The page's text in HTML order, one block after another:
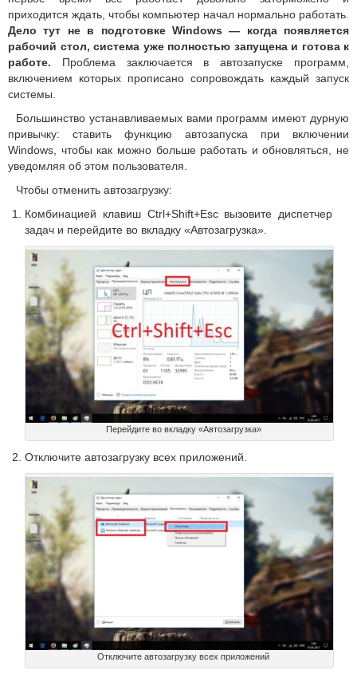
приходится ждать, чтобы компьютер начал нормально работать.
Дело тут не в подготовке Windows — когда появляется
рабочий стол, система уже полностью запущена и готова к
работе. Проблема заключается в автозапуске программ,
включением которых прописано сопровождать каждый запуск
системы.
Большинство устанавливаемых вами программ имеют дурную
привычку: ставить функцию автозапуска при включении
Windows, чтобы как можно больше работать и обновляться, не
уведомляя об этом пользователя.
Чтобы отменить автозагрузку:
Комбинацией клавиш Ctrl+Shift+Esc вызовите диспетчер
задач и перейдите во вкладку «Автозагрузка».
Перейдите во вкладку «Автозагрузка»
Отключите автозагрузку всех приложений.
Отключите автозагрузку всех приложений